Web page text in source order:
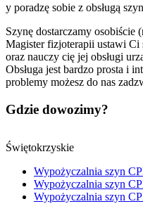
y poradzę sobie z obsługą
Szynę dostarczamy osobiście
Magister fizjoterapii ustawi
oraz nauczy cię jej obsługi
Obsługa jest bardzo prosta i
problemy możesz do nas
Gdzie dowozimy?
Świętokrzyskie
Wypożyczalnia szyn
Wypożyczalnia szyn
Wypożyczalnia szyn